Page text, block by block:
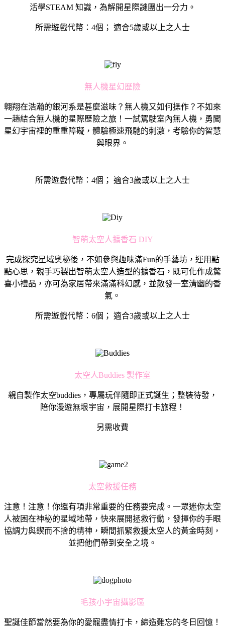
活學STEAM 知識，為解開星際謎團出一分力。
所需遊戲代幣：4個； 適合5歲或以上之人士
無人機星幻歷險
翱翔在浩瀚的銀河系是甚麼滋味？無人機又如何操作？不如來
一趟結合無人機的星際歷險之旅！一試駕駛室內無人機，勇闖
星幻宇宙裡的重重障礙，體驗極速飛馳的刺激，考驗你的智慧
與眼界。
所需遊戲代幣：4個； 適合3歲或以上之人士
智萌太空人擴香石 DIY
完成探究星域奧秘後，不如參與趣味滿Fun的手藝坊，運用點
點心思，親手巧製出智萌太空人造型的擴香石，既可化作成驚
喜小禮品，亦可為家居帶來滿滿科幻感，並散發一室清幽的香
氣。
所需遊戲代幣：6個； 適合3歲或以上之人士
太空人Buddies 製作室
親自製作太空buddies，專屬玩伴隨即正式誕生；整裝待發，
陪你漫遊無垠宇宙，展開星際打卡旅程！
另需收費
太空救援任務
注意！注意！你還有項非常重要的任務要完成。一眾迷你太空
人被困在神秘的星域地帶，快來展開拯救行動，發揮你的手眼
協調力與鍥而不捨的精神，瞬間抓緊救援太空人的黃金時刻，
並把他們帶到安全之境。
毛孩小宇宙攝影區
聖誕佳節當然要為你的愛寵盡情打卡，締造難忘的冬日回憶！